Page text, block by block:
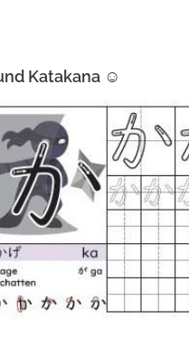
Katakana ☺